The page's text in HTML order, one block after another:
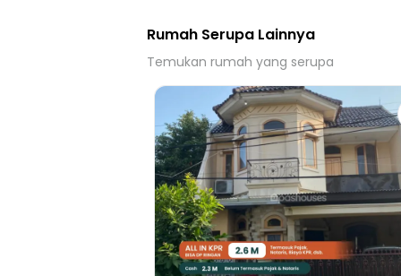
Rumah Serupa Lainnya
Temukan rumah yang serupa